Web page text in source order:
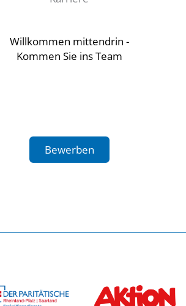
Willkommen mittendrin -
Kommen Sie ins Team
Bewerben